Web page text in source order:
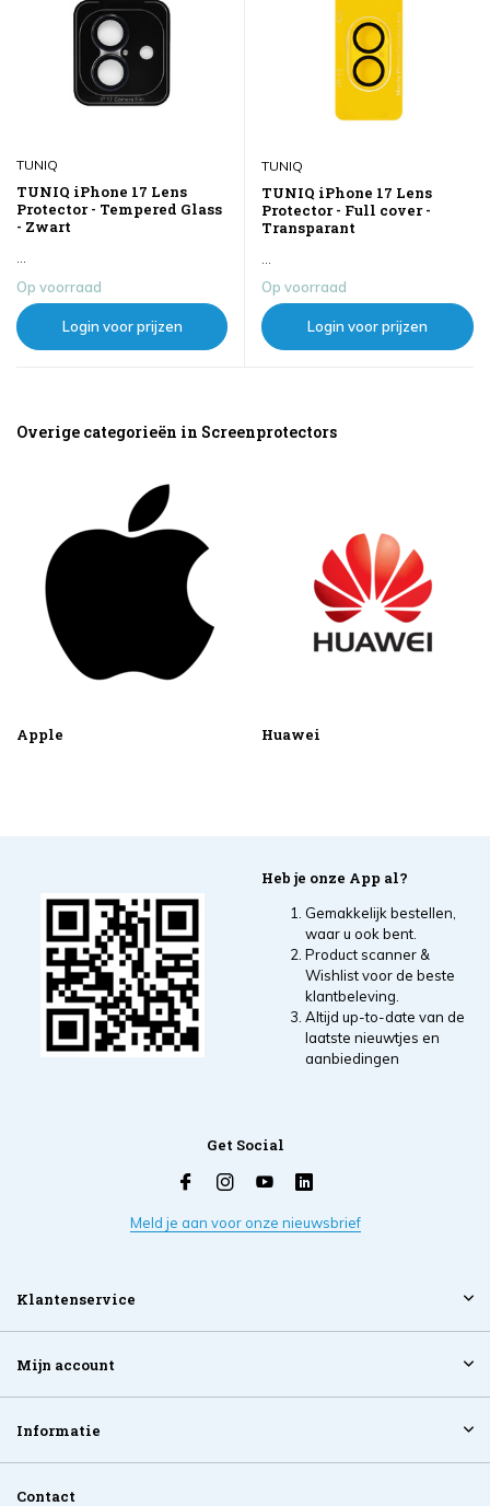
TUNIQ
TUNIQ iPhone 17 Lens
Protector - Tempered Glass
- Zwart
...
Op voorraad
Login voor prijzen
TUNIQ
TUNIQ iPhone 17 Lens
Protector - Full cover -
Transparant
...
Op voorraad
Login voor prijzen
Overige categorieën in Screenprotectors
Apple Huawei
Heb je onze App al?
Gemakkelijk bestellen,
waar u ook bent.
Product scanner &
Wishlist voor de beste
klantbeleving.
Altijd up-to-date van de
laatste nieuwtjes en
aanbiedingen
Get Social
Meld je aan voor onze nieuwsbrief
Klantenservice
Mijn account
Informatie
Contact